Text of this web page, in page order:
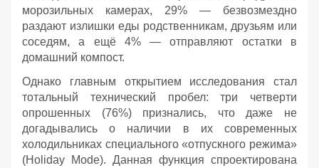
морозильных камерах, 29% — безвозмездно
раздают излишки еды родственникам, друзьям или
соседям, а ещё 4% — отправляют остатки в
домашний компост.
Однако главным открытием исследования стал
тотальный технический пробел: три четверти
опрошенных (76%) признались, что даже не
догадывались о наличии в их современных
холодильниках специального «отпускного режима»
(Holiday Mode). Данная функция спроектирована